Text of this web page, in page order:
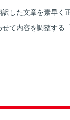
した文章を素早
て内容を調整する